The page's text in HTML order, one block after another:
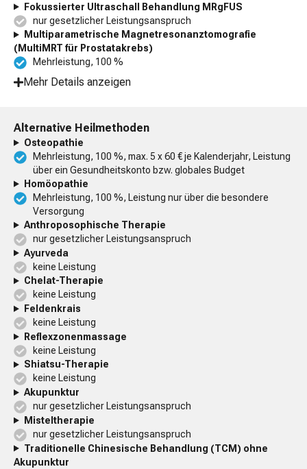
Fokussierter Ultraschall Behandlung MRgFUS
nur gesetzlicher Leistungsanspruch
Multiparametrische Magnetresonanztomografie
(MultiMRT für Prostatakrebs)
Mehrleistung, 100 %
Mehr Details anzeigen
Alternative Heilmethoden
Osteopathie
Mehrleistung, 100 %, max. 5 x 60 € je Kalenderjahr, Leistung
über ein Gesundheitskonto bzw. globales Budget
Homöopathie
Mehrleistung, 100 %, Leistung nur über die besondere
Versorgung
Anthroposophische Therapie
nur gesetzlicher Leistungsanspruch
Ayurveda
keine Leistung
Chelat-Therapie
keine Leistung
Feldenkrais
keine Leistung
Reflexzonenmassage
keine Leistung
Shiatsu-Therapie
keine Leistung
Akupunktur
nur gesetzlicher Leistungsanspruch
Misteltherapie
nur gesetzlicher Leistungsanspruch
Traditionelle Chinesische Behandlung (TCM) ohne
Akupunktur